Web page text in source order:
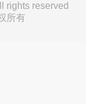
rights reserved
所有